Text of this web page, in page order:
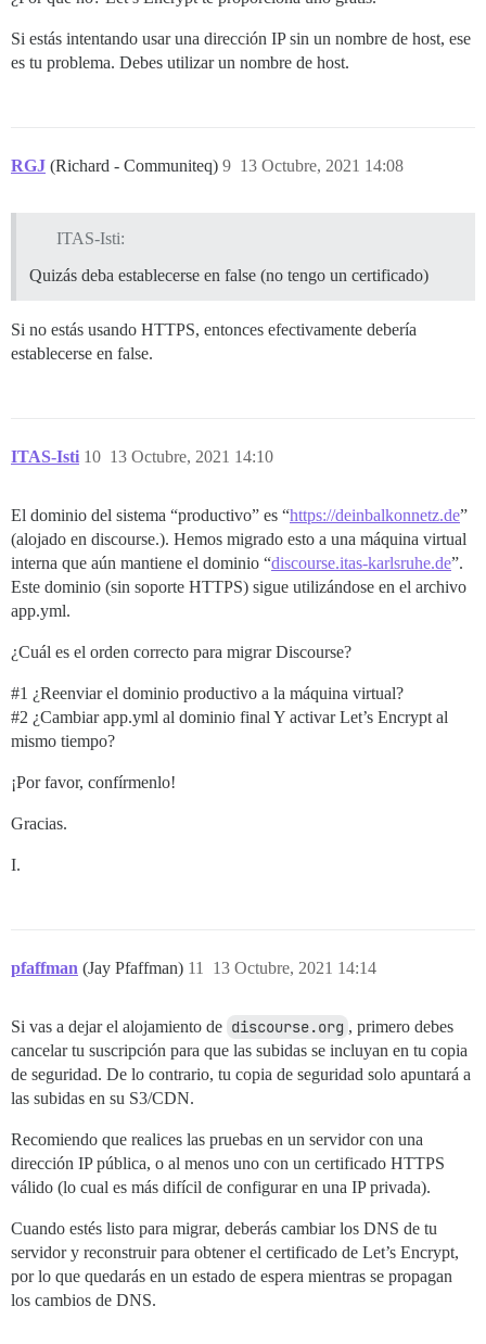
Si estás intentando usar una dirección IP sin un nombre de host, ese
es tu problema. Debes utilizar un nombre de host.
RGJ (Richard - Communiteq) 13 Octubre, 2021 14:08
9
ITAS-Isti:
Quizás deba establecerse en false (no tengo un certificado)
Si no estás usando HTTPS, entonces efectivamente debería
establecerse en false.
ITAS-Isti 13 Octubre, 2021 14:10
10
El dominio del sistema “productivo” es “https://deinbalkonnetz.de”
(alojado en discourse.). Hemos migrado esto a una máquina virtual
interna que aún mantiene el dominio “discourse.itas-karlsruhe.de”.
Este dominio (sin soporte HTTPS) sigue utilizándose en el archivo
app.yml.
¿Cuál es el orden correcto para migrar Discourse?
#1 ¿Reenviar el dominio productivo a la máquina virtual?
#2 ¿Cambiar app.yml al dominio final Y activar Let’s Encrypt al
mismo tiempo?
¡Por favor, confírmenlo!
Gracias.
I.
pfaffman (Jay Pfaffman) 13 Octubre, 2021 14:14
11
Si vas a dejar el alojamiento de discourse.org , primero debes
cancelar tu suscripción para que las subidas se incluyan en tu copia
de seguridad. De lo contrario, tu copia de seguridad solo apuntará a
las subidas en su S3/CDN.
Recomiendo que realices las pruebas en un servidor con una
dirección IP pública, o al menos uno con un certificado HTTPS
válido (lo cual es más difícil de configurar en una IP privada).
Cuando estés listo para migrar, deberás cambiar los DNS de tu
servidor y reconstruir para obtener el certificado de Let’s Encrypt,
por lo que quedarás en un estado de espera mientras se propagan
los cambios de DNS.